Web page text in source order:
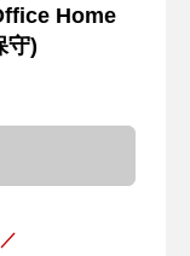
Home
守)